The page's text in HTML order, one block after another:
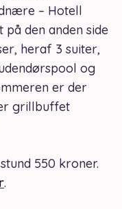
– Hotell
på den anden side
heraf 3 suiter,
og
er der
grillbuffet
550 kroner.
.